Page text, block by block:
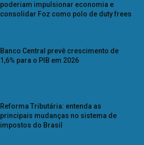
poderiam impulsionar economia e
consolidar Foz como polo de duty frees
Banco Central prevê crescimento de
1,6% para o PIB em 2026
Reforma Tributária: entenda as
principais mudanças no sistema de
impostos do Brasil